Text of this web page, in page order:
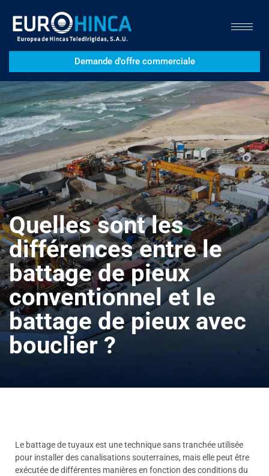
Demande d'offre commerciale
Quelles sont les
différences entre le
battage de pieux
conventionnel et le
battage de pieux avec
bouclier ?
Le battage de tuyaux est une technique sans tranchée utilisée
pour installer des canalisations souterraines, mais elle peut être
exécutée de différentes manières en fonction des conditions du